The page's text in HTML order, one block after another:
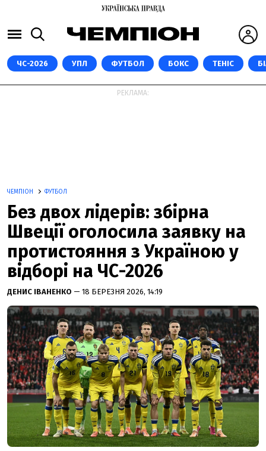
ЧС-2026 УПЛ ФУТБОЛ БОКС ТЕНІС
РЕКЛАМА:
ЧЕМПІОН ФУТБОЛ
Без двох лідерів: збірна
Швеції оголосила заявку на
протистояння з Україною у
відборі на ЧС-2026
ДЕНИС ІВАНЕНКО — 18 БЕРЕЗНЯ 2026, 14:19